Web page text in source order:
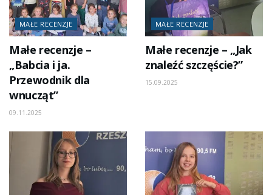
MAŁE RECENZJE
Małe recenzje –
„Babcia i ja.
Przewodnik dla
wnucząt”
09.11.2025
MAŁE RECENZJE
Małe recenzje – „Jak
znaleźć szczęście?”
15.09.2025